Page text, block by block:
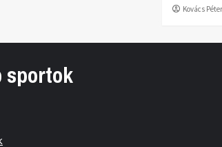
Kovács Péter
sportok